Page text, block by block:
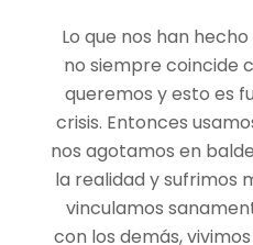
Lo que nos han
no siempre coincide
queremos yesto es
crisis. Entonces
nos agotamos en
la realidad y sufrimos
vinculamos
con los demás,